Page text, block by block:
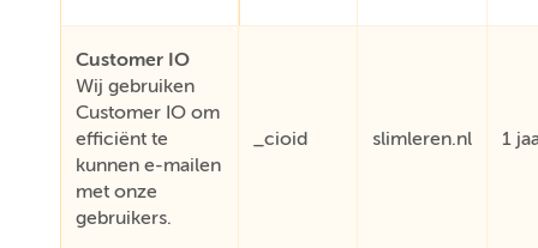
Customer IO
Wij gebruiken
Customer IO om
efficiënt te
kunnen e-mailen
met onze
gebruikers.
_cioid slimleren.nl 1